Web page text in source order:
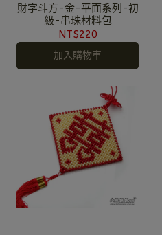
財字斗方-金-平面系列-初
級-串珠材料包
NT$220
加入購物車